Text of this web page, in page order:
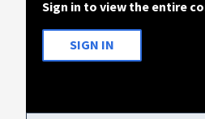
Sign in to view the entire
SIGN IN